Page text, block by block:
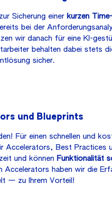
Sicherung einer kurzen
bei der
wir danach für eine KI-
behalten dabei stets
sicher.
und Blueprints
Für einen schnellen und
Accelerators, Best Practices
und können Funktionalität
Accelerators haben wir die
— zu Ihrem Vorteil!